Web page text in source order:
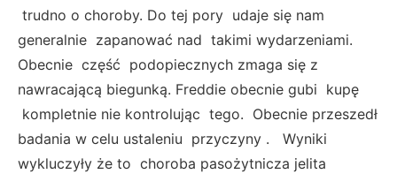
trudno o choroby. Do tej pory udaje się nam
generalnie zapanować nad takimi wydarzeniami.
Obecnie część podopiecznych zmaga się z
nawracającą biegunką. Freddie obecnie gubi kupę
kompletnie nie kontrolując tego. Obecnie przeszedł
badania w celu ustaleniu przyczyny . Wyniki
wykluczyły że to choroba pasożytnicza jelita